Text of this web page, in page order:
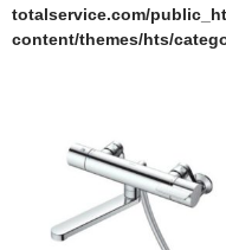
洗濯機用水栓
便座
普通便座
totalservice.com/
content/themes/hts/